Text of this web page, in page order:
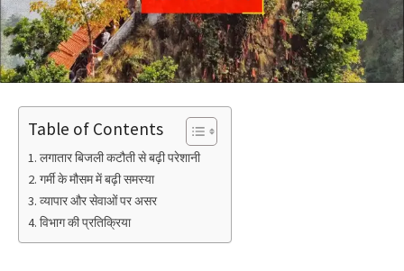
Table of Contents
लगातार बिजली कटौती से बढ़ी परेशानी
गर्मी के मौसम में बढ़ी समस्या
व्यापार और सेवाओं पर असर
विभाग की प्रतिक्रिया